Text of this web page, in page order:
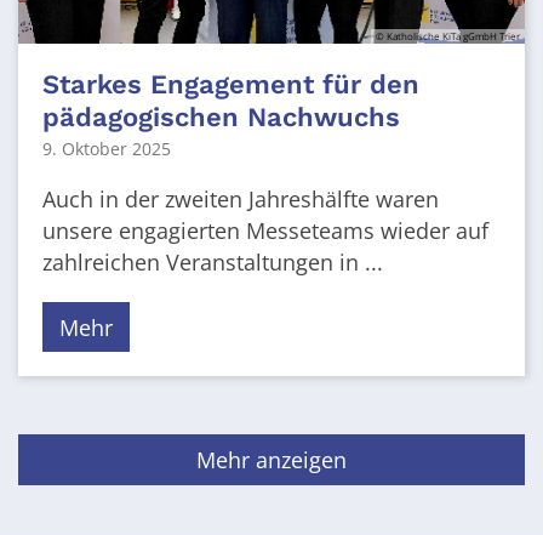
© Katholische KiTa gGmbH Trier
Starkes Engagement für den
pädagogischen Nachwuchs
9. Oktober 2025
Auch in der zweiten Jahreshälfte waren
unsere engagierten Messeteams wieder auf
zahlreichen Veranstaltungen in ...
Mehr
Mehr anzeigen